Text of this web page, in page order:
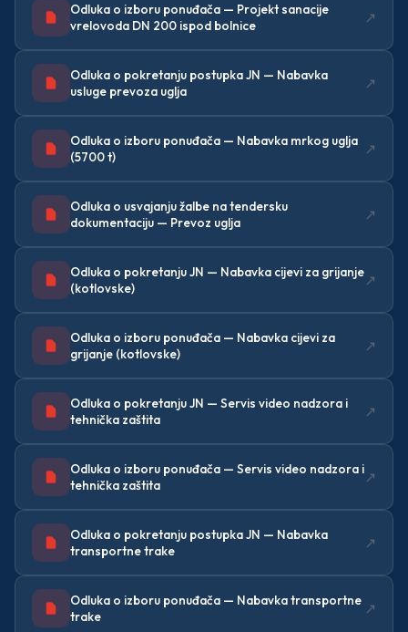
Odluka o izboru ponuđača — Projekt sanacije
vrelovoda DN 200 ispod bolnice
↗
Odluka o pokretanju postupka JN — Nabavka
usluge prevoza uglja
↗
Odluka o izboru ponuđača — Nabavka mrkog uglja
(5700 t)
↗
Odluka o usvajanju žalbe na tendersku
dokumentaciju — Prevoz uglja
↗
Odluka o pokretanju JN — Nabavka cijevi za grijanje
(kotlovske)
↗
Odluka o izboru ponuđača — Nabavka cijevi za
grijanje (kotlovske)
↗
Odluka o pokretanju JN — Servis video nadzora i
tehnička zaštita
↗
Odluka o izboru ponuđača — Servis video nadzora i
tehnička zaštita
↗
Odluka o pokretanju postupka JN — Nabavka
transportne trake
↗
Odluka o izboru ponuđača — Nabavka transportne
trake
↗